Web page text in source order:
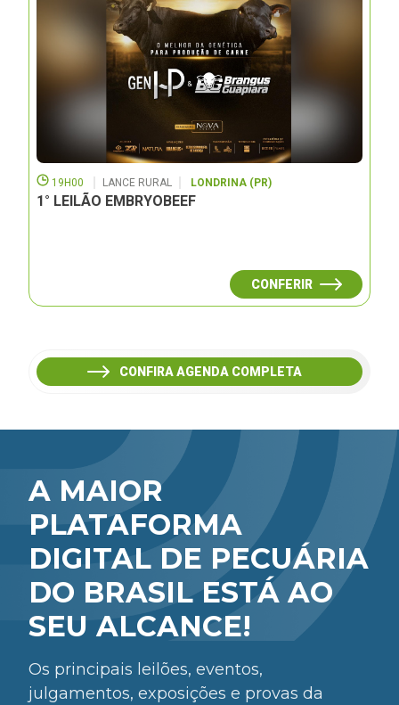
19H00 LANCE RURAL LONDRINA (PR)
1° LEILÃO EMBRYOBEEF
CONFERIR
CONFIRA AGENDA COMPLETA
A MAIOR
PLATAFORMA
DIGITAL DE PECUÁRIA
DO BRASIL ESTÁ AO
SEU ALCANCE!
Os principais leilões, eventos,
julgamentos, exposições e provas da